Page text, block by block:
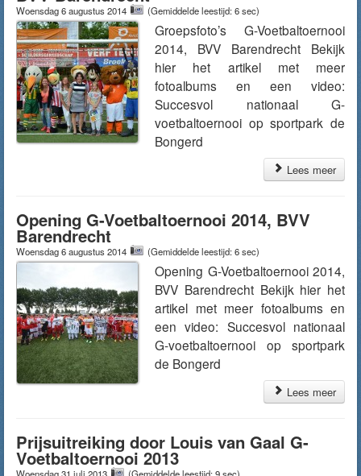
Woensdag 6 augustus 2014 (Gemiddelde leestijd: 6 sec)
Groepsfoto’s G-Voetbaltoernooi
2014, BVV Barendrecht Bekijk
hier het artikel met meer
fotoalbums en een video:
Succesvol nationaal G-
voetbaltoernooi op sportpark de
Bongerd
Lees meer
Opening G-Voetbaltoernooi 2014, BVV
Barendrecht
Woensdag 6 augustus 2014 (Gemiddelde leestijd: 6 sec)
Opening G-Voetbaltoernooi 2014,
BVV Barendrecht Bekijk hier het
artikel met meer fotoalbums en
een video: Succesvol nationaal
G-voetbaltoernooi op sportpark
de Bongerd
Lees meer
Prijsuitreiking door Louis van Gaal G-
Voetbaltoernooi 2013